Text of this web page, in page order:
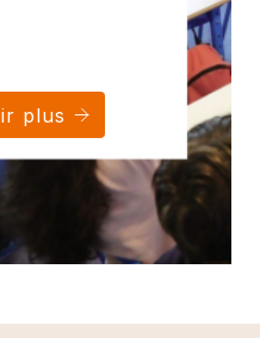
plus